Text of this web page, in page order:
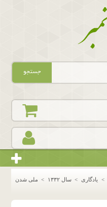
جستجو
> یادگاری > سال ١٣٣٢ >
ملی شدن